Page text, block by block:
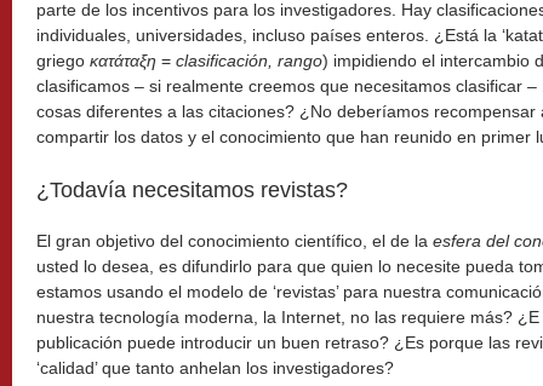
parte de los incentivos para los investigadores. Hay
individuales, universidades, incluso países enteros. ¿Está la
griego κατάταξη = clasificación, rango) impidiendo el intercambio
clasificamos – si realmente creemos que necesitamos clasificar
cosas diferentes a las citaciones? ¿No deberíamos
compartir los datos y el conocimiento que han reunido en primer
¿Todavía necesitamos revistas?
El gran objetivo del conocimiento científico, el de la esfera del
usted lo desea, es difundirlo para que quien lo necesite pueda
estamos usando el modelo de ‘revistas’ para nuestra
nuestra tecnología moderna, la Internet, no las requiere más?
publicación puede introducir un buen retraso? ¿Es porque las
‘calidad’ que tanto anhelan los investigadores?